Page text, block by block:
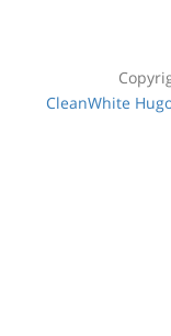
CleanWhite